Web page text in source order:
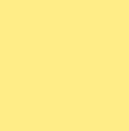
in unserer Computer-Werkstatt